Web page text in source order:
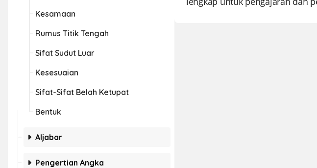
Kesamaan
Rumus Titik Tengah
Sifat Sudut Luar
Kesesuaian
Sifat-Sifat Belah Ketupat
Bentuk
Aljabar
Pengertian Angka